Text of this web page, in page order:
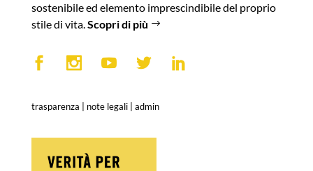
sostenibile ed elemento imprescindibile del proprio
stile di vita.Scopri di più
trasparenza note legali| admin